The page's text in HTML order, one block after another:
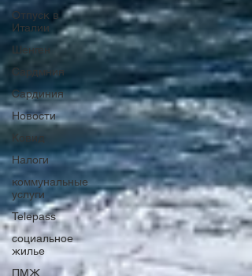
Отпуск в
Италии
Шенген
Сардмния
Сардиния
Новости
Ковид
Налоги
коммунальные
услуги
Telepass
социальное
жилье
ПМЖ